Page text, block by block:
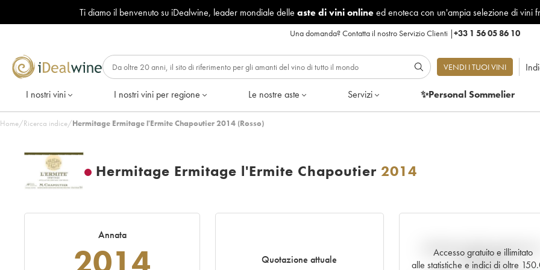
Ti diamo il benvenuto su iDealwine, leader mondiale delle aste di vini onlineed enoteca con un'ampia selezione di vini
Una domanda?Contatta il nostro Servizio Clienti |+33 1 56 05 86 10
VENDI I TUOI VINI
I nostri vini I nostri vini per regione Le nostre aste Servizi ✨Personal Sommelier
Home/Ricerca indice/Hermitage Ermitage l'Ermite Chapoutier 2014 (Rosso)
Hermitage Ermitage l'Ermite Chapoutier 2014
Annata
Quotazione attuale
Accesso gratuito e illimitato
alle statistiche e indici di oltre
Andamento della quotazione
tempo reale